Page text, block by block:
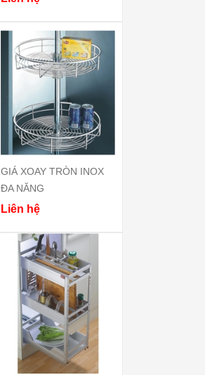
GIÁ XOAY TRÒN INOX
ĐA NĂNG
Liên hệ